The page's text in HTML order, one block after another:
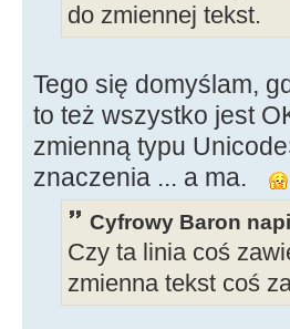
do zmiennej tekst.
Tego się domyślam,
to też wszystko jest
zmienną typu
znaczenia ... a ma.
Cyfrowy Baron
Czy ta linia coś
zmienna tekst coś